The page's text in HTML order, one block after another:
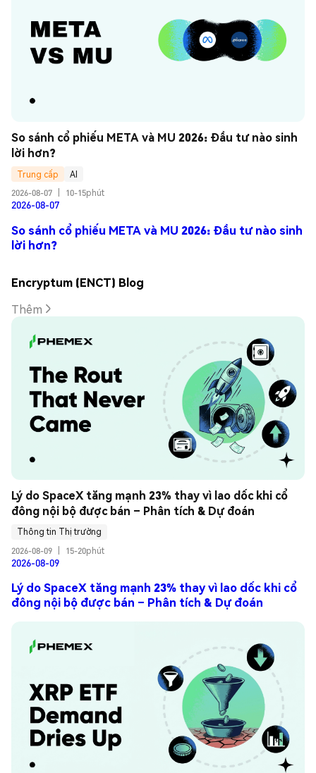
So sánh cổ phiếu META và MU 2026: Đầu tư nào sinh
lời hơn?
Trung cấp
AI
2026-08-07
10-15phút
2026-08-07
So sánh cổ phiếu META và MU 2026: Đầu tư nào sinh
lời hơn?
Encryptum (ENCT) Blog
Thêm
Lý do SpaceX tăng mạnh 23% thay vì lao dốc khi cổ
đông nội bộ được bán – Phân tích & Dự đoán
Thông tin Thị trường
2026-08-09
15-20phút
2026-08-09
Lý do SpaceX tăng mạnh 23% thay vì lao dốc khi cổ
đông nội bộ được bán – Phân tích & Dự đoán